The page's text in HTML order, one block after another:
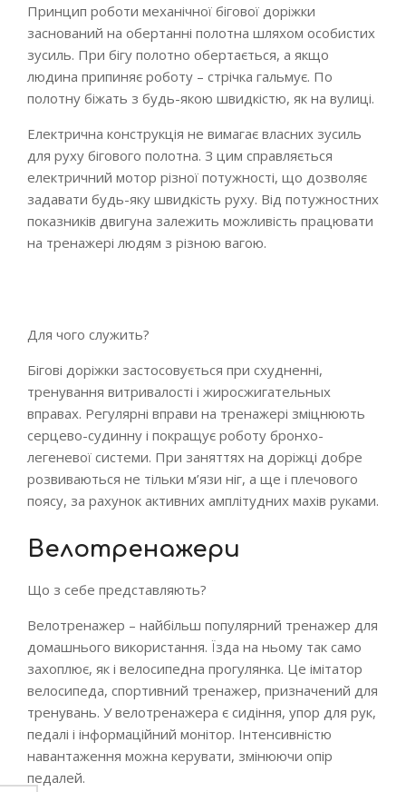
Принцип роботи механічної бігової доріжки
заснований на обертанні полотна шляхом особистих
зусиль. При бігу полотно обертається, а якщо
людина припиняє роботу – стрічка гальмує. По
полотну біжать з будь-якою швидкістю, як на вулиці.
Електрична конструкція не вимагає власних зусиль
для руху бігового полотна. З цим справляється
електричний мотор різної потужності, що дозволяє
задавати будь-яку швидкість руху. Від потужностних
показників двигуна залежить можливість працювати
на тренажері людям з різною вагою.
Для чого служить?
Бігові доріжки застосовується при схудненні,
тренування витривалості і жиросжигательных
вправах. Регулярні вправи на тренажері зміцнюють
серцево-судинну і покращує роботу бронхо-
легеневої системи. При заняттях на доріжці добре
розвиваються не тільки м’язи ніг, а ще і плечового
поясу, за рахунок активних амплітудних махів руками.
Велотренажери
Що з себе представляють?
Велотренажер – найбільш популярний тренажер для
домашнього використання. Їзда на ньому так само
захоплює, як і велосипедна прогулянка. Це імітатор
велосипеда, спортивний тренажер, призначений для
тренувань. У велотренажера є сидіння, упор для рук,
педалі і інформаційний монітор. Інтенсивністю
навантаження можна керувати, змінюючи опір
педалей.